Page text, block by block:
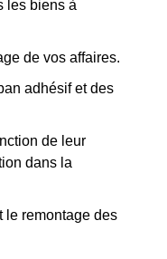
les biens à
de vos affaires.
adhésif et des
de leur
dans la
le remontage des